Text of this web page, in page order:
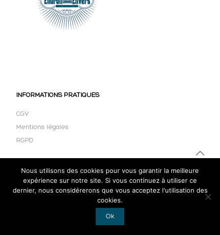
INFORMATIONS PRATIQUES
CGV
Mentions légales
RGPD
Nous utilisons des cookies pour vous garantir la meilleure
expérience sur notre site. Si vous continuez à utiliser ce
dernier, nous considérerons que vous acceptez l'utilisation des
cookies.
Ok